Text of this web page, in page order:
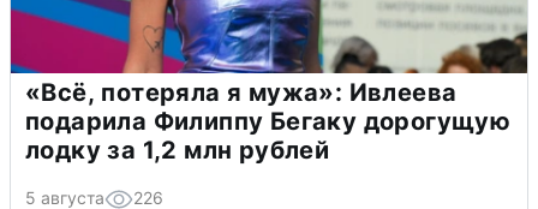
«Всё, потеряла я мужа»: Ивлеева
подарила Филиппу Бегаку дорогущую
лодку за 1,2 млн рублей
5 августа 226